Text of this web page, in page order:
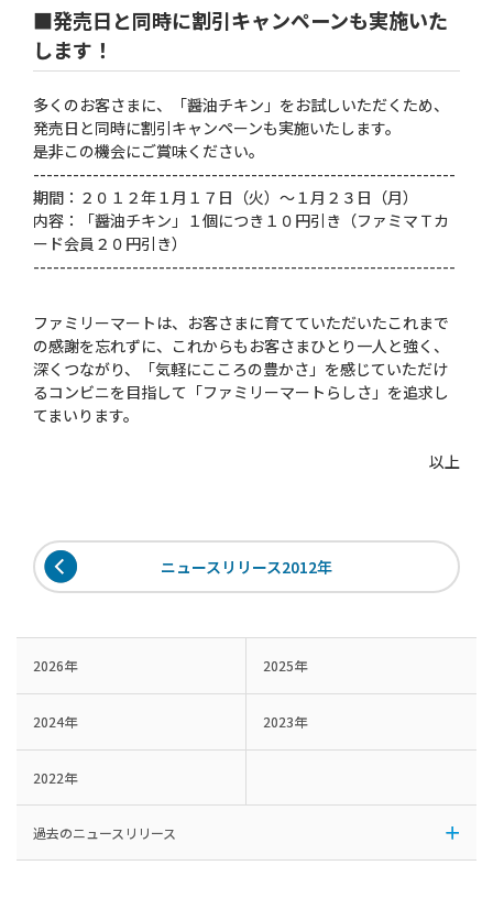
■発売日と同時に割引キャンペーンも実施いた
します！
多くのお客さまに、「醤油チキン」をお試しいただくため、
発売日と同時に割引キャンペーンも実施いたします。
是非この機会にご賞味ください。
----------------------------------------------------------------
期間：２０１２年１月１７日（火）〜１月２３日（月）
内容：「醤油チキン」１個につき１０円引き（ファミマＴカ
ード会員２０円引き）
----------------------------------------------------------------
ファミリーマートは、お客さまに育てていただいたこれまで
の感謝を忘れずに、これからもお客さまひとり一人と強く、
深くつながり、「気軽にこころの豊かさ」を感じていただけ
るコンビニを目指して「ファミリーマートらしさ」を追求し
てまいります。
以上
ニュースリリース2012年
2026年 2025年
2024年 2023年
2022年
過去のニュースリリース